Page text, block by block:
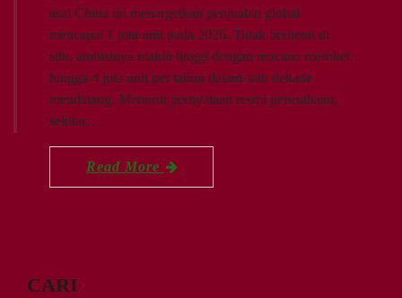
asal China ini menargetkan penjualan global
mencapai 1 juta unit pada 2026. Tidak berhenti di
situ, ambisinya makin tinggi dengan rencana meroket
hingga 4 juta unit per tahun dalam satu dekade
mendatang. Menurut pernyataan resmi perusahaan,
sekitar…
Read More
CARI